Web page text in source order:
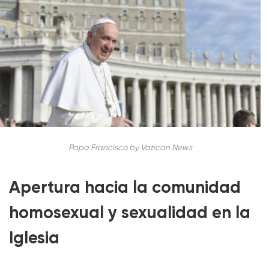
Papa Francisco by Vatican News
Apertura hacia la comunidad
homosexual y sexualidad en la
Iglesia